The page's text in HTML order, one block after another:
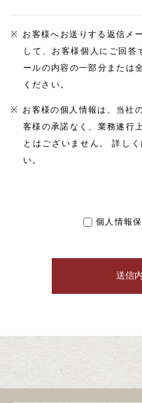
お客様へお送りする返信メ
して、お客様個人にご回答
ールの内容の一部分または
ください。
お客様の個人情報は、当社
客様の承諾なく、業務遂行
とはございません。 詳し
い。
個人情報